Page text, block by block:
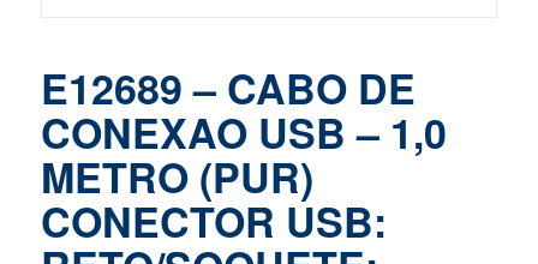
E12689 – CABO DE
CONEXAO USB – 1,0
METRO (PUR)
CONECTOR USB: